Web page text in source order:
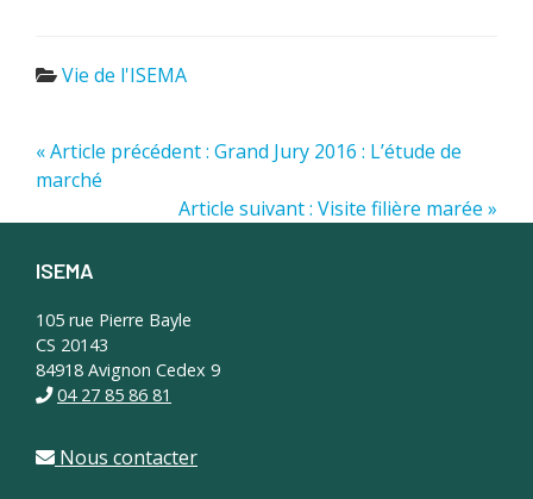
Vie de l'ISEMA
« Article précédent : Grand Jury 2016 : L’étude de
marché
Article suivant : Visite filière marée »
Footer
ISEMA
105 rue Pierre Bayle
CS 20143
84918 Avignon Cedex 9
04 27 85 86 81
Nous contacter